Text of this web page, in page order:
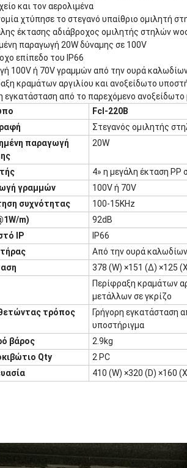
και τον αερολιμένα
χτύπησε το στεγανό υπαίθριο ομιλητή
έκτασης αδιάβροχος ομιλητής στηλών
παραγωγή 20W δύναμης σε 100V
επίπεδο του IP66
100V ή 70V γραμμών από την ουρά
κραμάτων αργιλίου και ανοξείδωτο
εγκατάσταση από το παρεχόμενο
Fcl-220B
Στεγανός ομιλητής
παραγωγή
20W
4» η μεγάλη έκταση PP
γραμμών
100V ή 70V
συχνότητας
100-15KHz
m)
92dB
IP
IP66
Από την ουρά
378 (W) ×151 (Δ) ×125
Περίφραξη κραμάτων
μετάλλων σε γκρίζο
τρόπος
Γρήγορη εγκατάσταση
υποστήριγμα
βάρος
2.9kg
Qty
2 PC
410 (W) ×320 (D) ×160